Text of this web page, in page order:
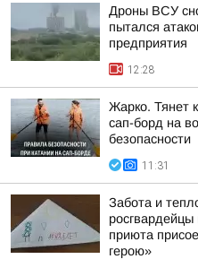
Дроны ВСУ
пытался
предприятия
12:28
Жарко. Тянет
сап-борд на
безопасности
11:31
Забота и
приюта
герою»